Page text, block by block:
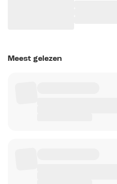
Meest gelezen